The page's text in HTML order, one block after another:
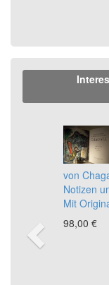
von
Notizen
Mit
98,00 €